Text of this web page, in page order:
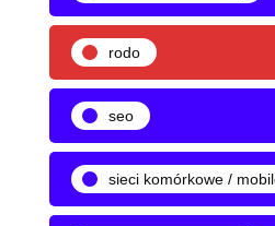
rodo
seo
sieci komórkowe /